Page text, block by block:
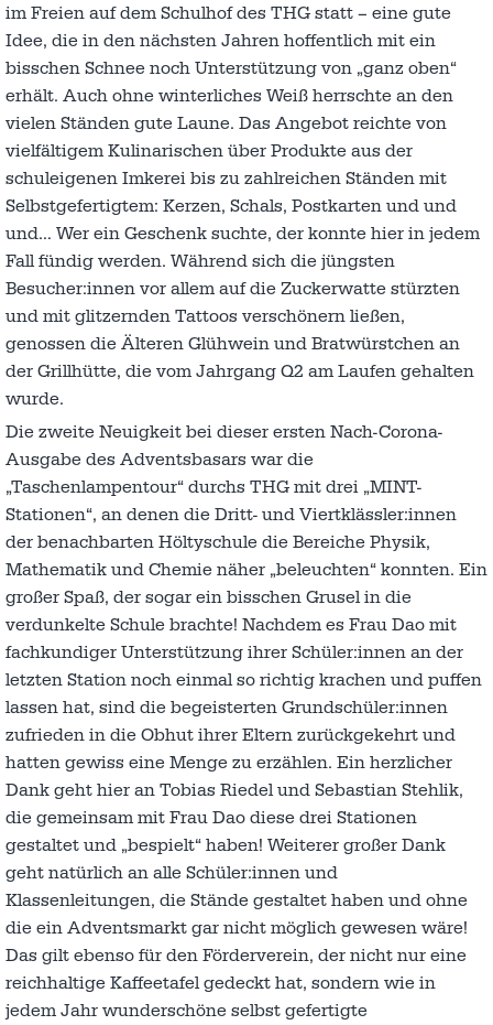
im Freien auf dem Schulhof des THG statt – eine gute
Idee, die in den nächsten Jahren hoffentlich mit ein
bisschen Schnee noch Unterstützung von „ganz oben“
erhält. Auch ohne winterliches Weiß herrschte an den
vielen Ständen gute Laune. Das Angebot reichte von
vielfältigem Kulinarischen über Produkte aus der
schuleigenen Imkerei bis zu zahlreichen Ständen mit
Selbstgefertigtem: Kerzen, Schals, Postkarten und und
und… Wer ein Geschenk suchte, der konnte hier in jedem
Fall fündig werden. Während sich die jüngsten
Besucher:innen vor allem auf die Zuckerwatte stürzten
und mit glitzernden Tattoos verschönern ließen,
genossen die Älteren Glühwein und Bratwürstchen an
der Grillhütte, die vom Jahrgang Q2 am Laufen gehalten
wurde.
Die zweite Neuigkeit bei dieser ersten Nach-Corona-
Ausgabe des Adventsbasars war die
„Taschenlampentour“ durchs THG mit drei „MINT-
Stationen“, an denen die Dritt- und Viertklässler:innen
der benachbarten Höltyschule die Bereiche Physik,
Mathematik und Chemie näher „beleuchten“ konnten. Ein
großer Spaß, der sogar ein bisschen Grusel in die
verdunkelte Schule brachte! Nachdem es Frau Dao mit
fachkundiger Unterstützung ihrer Schüler:innen an der
letzten Station noch einmal so richtig krachen und puffen
lassen hat, sind die begeisterten Grundschüler:innen
zufrieden in die Obhut ihrer Eltern zurückgekehrt und
hatten gewiss eine Menge zu erzählen. Ein herzlicher
Dank geht hier an Tobias Riedel und Sebastian Stehlik,
die gemeinsam mit Frau Dao diese drei Stationen
gestaltet und „bespielt“ haben! Weiterer großer Dank
geht natürlich an alle Schüler:innen und
Klassenleitungen, die Stände gestaltet haben und ohne
die ein Adventsmarkt gar nicht möglich gewesen wäre!
Das gilt ebenso für den Förderverein, der nicht nur eine
reichhaltige Kaffeetafel gedeckt hat, sondern wie in
jedem Jahr wunderschöne selbst gefertigte